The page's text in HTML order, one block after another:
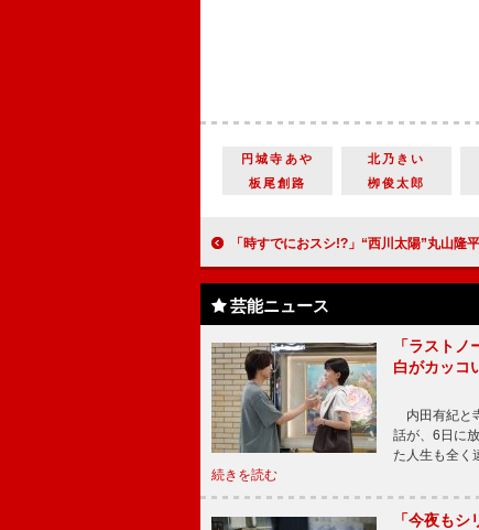
円城寺あや 北乃きい
板尾創路
栁俊太郎
「時すでにおスシ!?」“西川太陽”丸山隆平の登場シーンに反響 「松ケンとの会話が熱くて感動」「ほ
芸能ニュース
「ラスト
白がカッコ
内田有紀と
話が、6日に
た人生も全く
続きを読む
「今夜も